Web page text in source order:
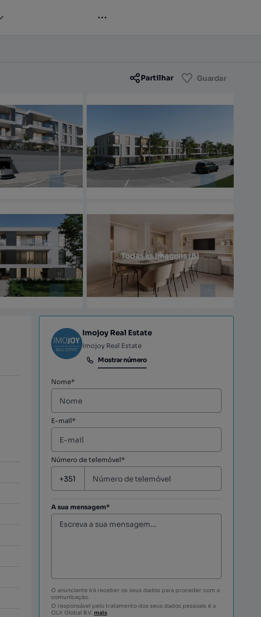
Partilhar Guardar
Todas as imagens (8)
Imojoy Real Estate
Imojoy Real Estate
Mostrar número
Mostrar número
Nome*
E-mail*
Número de telemóvel*
A sua mensagem*
O anunciante irá receber os seus dados para proceder com a
comunicação.
O responsável pelo tratamento dos seus dados pessoais é a
OLX Global B.V. mais